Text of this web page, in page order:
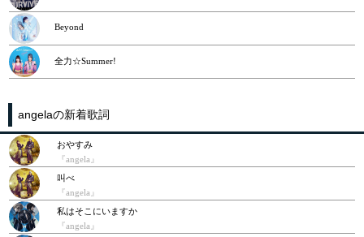
Beyond
全力☆Summer!
angelaの新着歌詞
おやすみ
『angela』
叫べ
『angela』
私はそこにいますか
『angela』